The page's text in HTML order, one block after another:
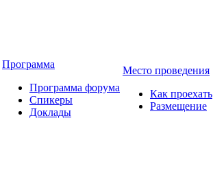
Программа
Программа форума
Спикеры
Доклады
Место проведения
Как проехать
Размещение